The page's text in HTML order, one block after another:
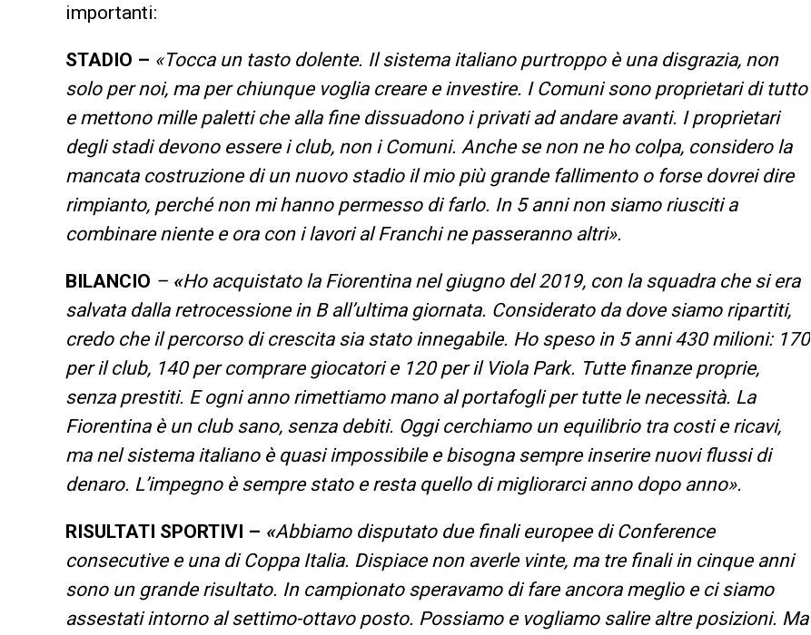
importanti:
STADIO – «Tocca un tasto dolente. Il sistema italiano purtroppo è una disgrazia, non
solo per noi, ma per chiunque voglia creare e investire. I Comuni sono proprietari di tutto
e mettono mille paletti che alla fine dissuadono i privati ad andare avanti. I proprietari
degli stadi devono essere i club, non i Comuni. Anche se non ne ho colpa, considero la
mancata costruzione di un nuovo stadio il mio più grande fallimento o forse dovrei dire
rimpianto, perché non mi hanno permesso di farlo. In 5 anni non siamo riusciti a
combinare niente e ora con i lavori al Franchi ne passeranno altri».
BILANCIO – «Ho acquistato la Fiorentina nel giugno del 2019, con la squadra che si era
salvata dalla retrocessione in B all’ultima giornata. Considerato da dove siamo ripartiti,
credo che il percorso di crescita sia stato innegabile. Ho speso in 5 anni 430 milioni: 170
per il club, 140 per comprare giocatori e 120 per il Viola Park. Tutte finanze proprie,
senza prestiti. E ogni anno rimettiamo mano al portafogli per tutte le necessità. La
Fiorentina è un club sano, senza debiti. Oggi cerchiamo un equilibrio tra costi e ricavi,
ma nel sistema italiano è quasi impossibile e bisogna sempre inserire nuovi flussi di
denaro. L’impegno è sempre stato e resta quello di migliorarci anno dopo anno».
RISULTATI SPORTIVI – «Abbiamo disputato due finali europee di Conference
consecutive e una di Coppa Italia. Dispiace non averle vinte, ma tre finali in cinque anni
sono un grande risultato. In campionato speravamo di fare ancora meglio e ci siamo
assestati intorno al settimo-ottavo posto. Possiamo e vogliamo salire altre posizioni. Ma